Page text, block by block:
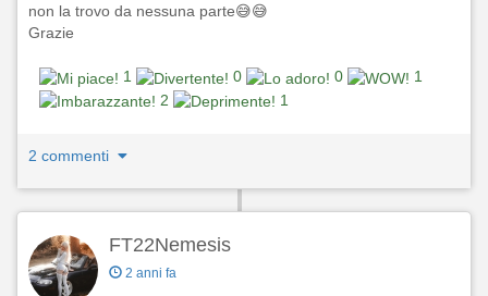
non la trovo da nessuna parte😅😅
Grazie
1 0 0
1
2
1
2 commenti
FT22Nemesis
2 anni fa